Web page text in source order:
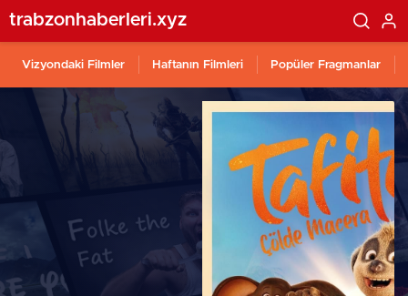
trabzonhaberleri.xyz
Vizyondaki Filmler Haftanın Filmleri Popüler Fragmanlar